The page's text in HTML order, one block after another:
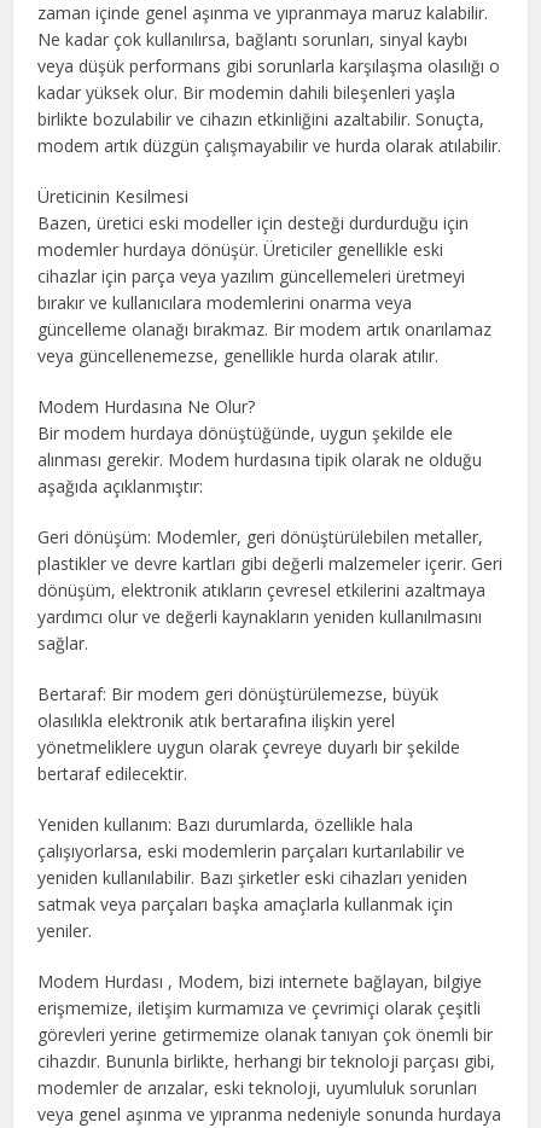
zaman içinde genel aşınma ve yıpranmaya maruz kalabilir.
Ne kadar çok kullanılırsa, bağlantı sorunları, sinyal kaybı
veya düşük performans gibi sorunlarla karşılaşma olasılığı o
kadar yüksek olur. Bir modemin dahili bileşenleri yaşla
birlikte bozulabilir ve cihazın etkinliğini azaltabilir. Sonuçta,
modem artık düzgün çalışmayabilir ve hurda olarak atılabilir.
Üreticinin Kesilmesi
Bazen, üretici eski modeller için desteği durdurduğu için
modemler hurdaya dönüşür. Üreticiler genellikle eski
cihazlar için parça veya yazılım güncellemeleri üretmeyi
bırakır ve kullanıcılara modemlerini onarma veya
güncelleme olanağı bırakmaz. Bir modem artık onarılamaz
veya güncellenemezse, genellikle hurda olarak atılır.
Modem Hurdasına Ne Olur?
Bir modem hurdaya dönüştüğünde, uygun şekilde ele
alınması gerekir. Modem hurdasına tipik olarak ne olduğu
aşağıda açıklanmıştır:
Geri dönüşüm: Modemler, geri dönüştürülebilen metaller,
plastikler ve devre kartları gibi değerli malzemeler içerir. Geri
dönüşüm, elektronik atıkların çevresel etkilerini azaltmaya
yardımcı olur ve değerli kaynakların yeniden kullanılmasını
sağlar.
Bertaraf: Bir modem geri dönüştürülemezse, büyük
olasılıkla elektronik atık bertarafına ilişkin yerel
yönetmeliklere uygun olarak çevreye duyarlı bir şekilde
bertaraf edilecektir.
Yeniden kullanım: Bazı durumlarda, özellikle hala
çalışıyorlarsa, eski modemlerin parçaları kurtarılabilir ve
yeniden kullanılabilir. Bazı şirketler eski cihazları yeniden
satmak veya parçaları başka amaçlarla kullanmak için
yeniler.
Modem Hurdası , Modem, bizi internete bağlayan, bilgiye
erişmemize, iletişim kurmamıza ve çevrimiçi olarak çeşitli
görevleri yerine getirmemize olanak tanıyan çok önemli bir
cihazdır. Bununla birlikte, herhangi bir teknoloji parçası gibi,
modemler de arızalar, eski teknoloji, uyumluluk sorunları
veya genel aşınma ve yıpranma nedeniyle sonunda hurdaya